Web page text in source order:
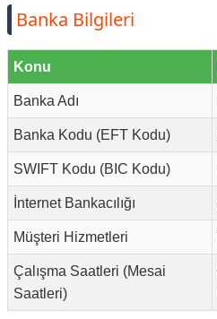
Banka Bilgileri
Konu
Banka Adı
Banka Kodu (EFT Kodu)
SWIFT Kodu (BIC Kodu)
İnternet Bankacılığı
Müşteri Hizmetleri
Çalışma Saatleri (Mesai
Saatleri)